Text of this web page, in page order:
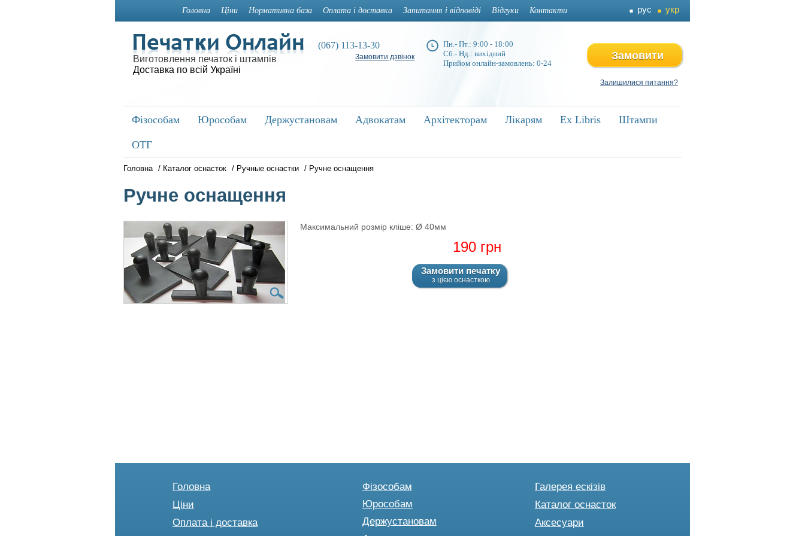
Головна Ціни Нормативна база Оплата і доставка Запитання і відповіді Відгуки Контакти рус укр
Виготовлення печаток і штампів
Доставка по всій Україні
(067) 113-13-30
Замовити дзвінок
Пн.- Пт.: 9:00 - 18:00
Сб.- Нд.: вихідний
Прийом онлайн-замовлень: 0-24
Замовити
Залишилися питання?
Фізособам
Фізособам Юрособам
Юрособам Держустановам
Держустановам Адвокатам
Адвокатам Архітекторам
Архітекторам Лікарям
Лікарям Ex Libris
Ex Libris Штампи
Штампи
ОТГ
ОТГ
Головна / Каталог оснасток / Ручные оснастки / Ручне оснащення
Ручне оснащення
Максимальний розмір кліше: Ø 40мм
190 грн
Замовити печатку
з цією оснасткою
Головна
Ціни
Оплата і доставка
Фізособам
Юрособам
Держустановам
Галерея ескізів
Каталог оснасток
Аксесуари